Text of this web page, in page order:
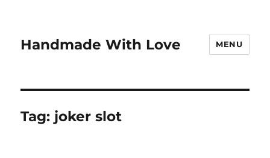
Handmade With Love MENU
Tag: joker slot